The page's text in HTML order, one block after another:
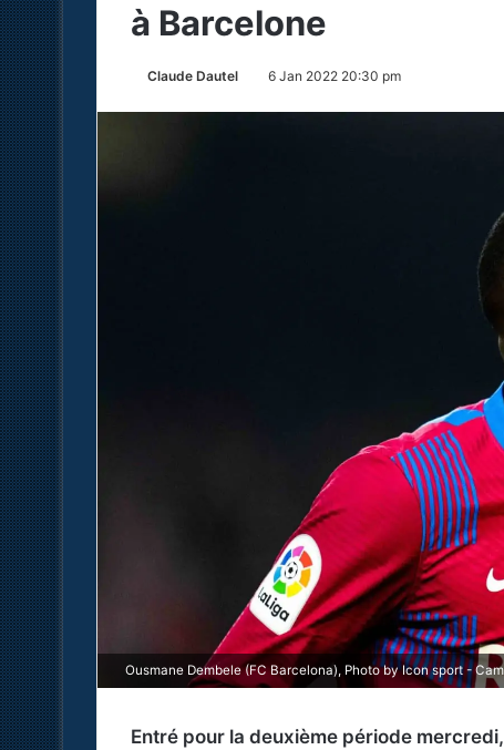
à Barcelone
Claude Dautel 6 Jan 2022 20:30 pm
Ousmane Dembele (FC Barcelona), Photo by Icon sport -
Entré pour la deuxième période